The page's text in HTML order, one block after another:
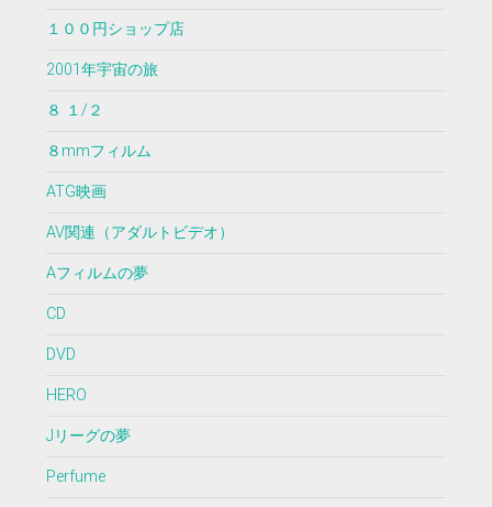
１００円ショップ店
2001年宇宙の旅
８ １/２
８mmフィルム
ATG映画
AV関連（アダルトビデオ）
Aフィルムの夢
CD
DVD
HERO
Jリーグの夢
Perfume